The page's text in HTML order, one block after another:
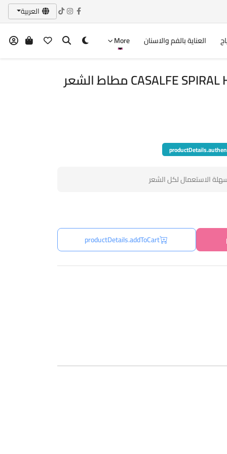
العربية
العناية بالفم والاسنان More
CASALFE SPIRAL HAIR RUBBER 6 UNIT مطاط الشعر
الاستعمال لكل الشعر
productDetails.addToCart